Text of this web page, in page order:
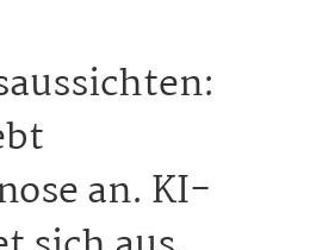
an. KI-